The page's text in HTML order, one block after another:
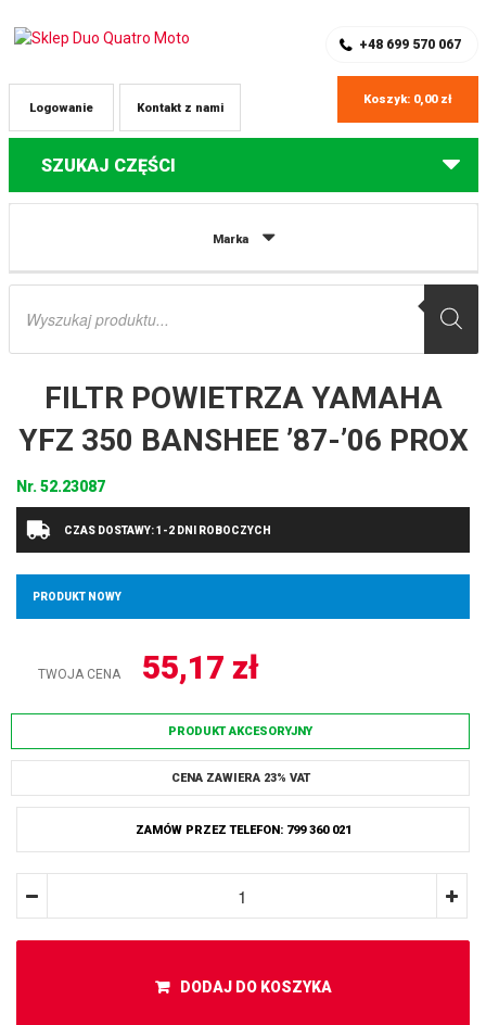
+48 699 570 067
Kontakt z nami
Logowanie
Koszyk: 0,00 zł
SZUKAJ CZĘŚCI
Marka
Wyszukiwarka
Części do quadów Yamaha
FILTR POWIETRZA YAMAHA
YFZ 350 BANSHEE ’87-’06 PROX
Nr.52.23087
CZAS DOSTAWY: 1-2 DNI ROBOCZYCH
PRODUKT NOWY
TWOJA CENA 55,17 zł
PRODUKT AKCESORYJNY
CENA ZAWIERA 23% VAT
ZAMÓW PRZEZ TELEFON: 799 360 021
DODAJ DO KOSZYKA